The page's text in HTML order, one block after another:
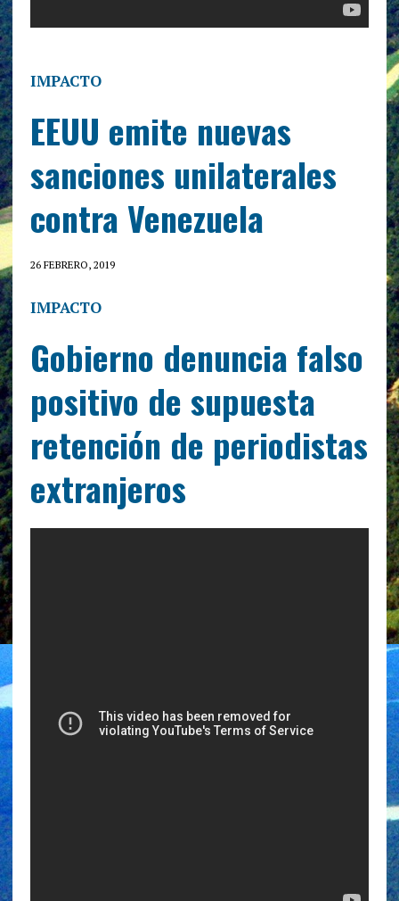
IMPACTO
EEUU emite nuevas
sanciones unilaterales
contra Venezuela
26 FEBRERO, 2019
IMPACTO
Gobierno denuncia falso
positivo de supuesta
retención de periodistas
extranjeros